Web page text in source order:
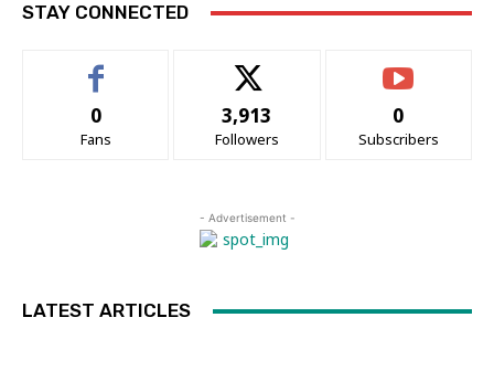
STAY CONNECTED
0
Fans
3,913
Followers
0
Subscribers
- Advertisement -
LATEST ARTICLES